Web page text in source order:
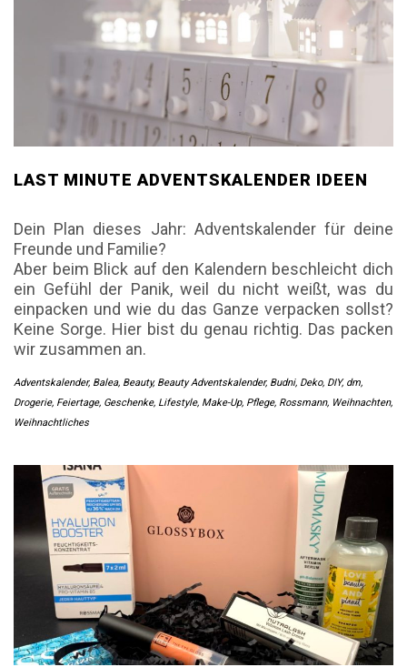
LAST MINUTE ADVENTSKALENDER IDEEN
Dein Plan dieses Jahr: Adventskalender für deine
Freunde und Familie?
Aber beim Blick auf den Kalendern beschleicht dich
ein Gefühl der Panik, weil du nicht weißt, was du
einpacken und wie du das Ganze verpacken sollst?
Keine Sorge. Hier bist du genau richtig. Das packen
wir zusammen an.
Adventskalender, Balea, Beauty, Beauty Adventskalender, Budni, Deko, DIY, dm,
Drogerie, Feiertage, Geschenke, Lifestyle, Make-Up, Pflege, Rossmann, Weihnachten,
Weihnachtliches